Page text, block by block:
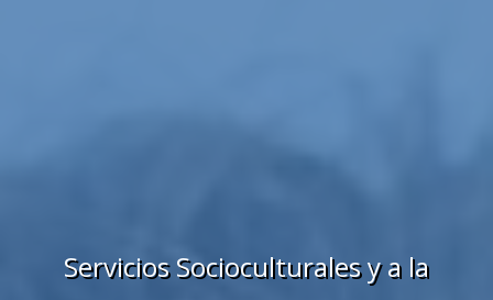
Servicios Socioculturales y a la